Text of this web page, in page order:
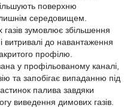
поверхню
середовищем.
зумовлює збільшення
витривалі до навантаження
профілю.
у профільованому каналі,
та запобігає випаданню під
палива завдяки
виведення димових газів.